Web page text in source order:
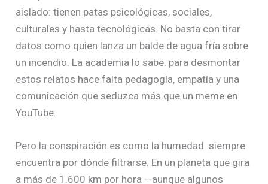
aislado: tienen patas psicológicas, sociales,
culturales y hasta tecnológicas. No basta con tirar
datos como quien lanza un balde de agua fría sobre
un incendio. La academia lo sabe: para desmontar
estos relatos hace falta pedagogía, empatía y una
comunicación que seduzca más que un meme en
YouTube.
Pero la conspiración es como la humedad: siempre
encuentra por dónde filtrarse. En un planeta que gira
a más de 1.600 km por hora —aunque algunos